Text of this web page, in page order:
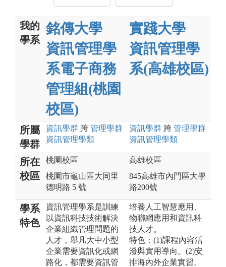
我的
學系
銘傳大學
資訊管理學
系電子商務
管理組(桃園
校區)
實踐大學
資訊管理學
系(高雄校區)
所屬
學群
資訊學群 跨 管理學群
資訊管理學類
資訊學群 跨 管理學群
資訊管理學類
所在
校區
桃園校區
桃園市龜山區大同里
德明路 5 號
高雄校區
845高雄市內門區大學
路200號
學系
特色
資訊管理學系是訓練
以資訊科技技術解決
企業組織管理問題的
人才，舉凡大中小型
企業需要資訊化或網
路化，都需要資訊管
培養人工智慧應用、
物聯網應用和資訊科
技人才。
特色：(1)課程內容活
潑與實用導向。(2)安
排海內外企業實習。